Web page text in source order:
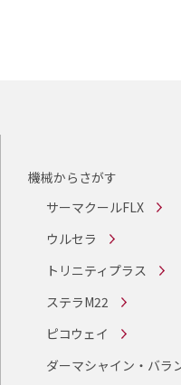
機械からさがす
サーマクールFLX
ウルセラ
トリニティプラス
ステラM22
ピコウェイ
ダーマシャイン・バラ